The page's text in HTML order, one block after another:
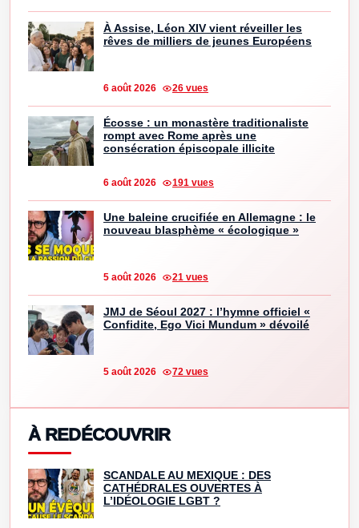
À Assise, Léon XIV vient réveiller les
rêves de milliers de jeunes Européens
6 août 2026 26 vues
Écosse : un monastère traditionaliste
rompt avec Rome après une
consécration épiscopale illicite
6 août 2026 191 vues
Une baleine crucifiée en Allemagne : le
nouveau blasphème « écologique »
5 août 2026 21 vues
JMJ de Séoul 2027 : l’hymne officiel «
Confidite, Ego Vici Mundum » dévoilé
5 août 2026 72 vues
À REDÉCOUVRIR
SCANDALE AU MEXIQUE : DES
CATHÉDRALES OUVERTES À
L’IDÉOLOGIE LGBT ?